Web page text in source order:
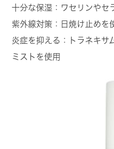
十分な保湿 ：ワセリンやセ
紫外線対策 ：日焼け止めを
炎症を抑える ：トラネキ
ミストを使用